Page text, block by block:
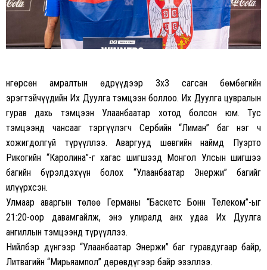
Өнгөрсөн амралтын өдрүүдээр 3х3 сагсан бөмбөгийн
эрэгтэйчүүдийн Их Дуулга тэмцээн боллоо. Их Дуулга цувралын
гурав дахь тэмцээн Улаанбаатар хотод болсон юм. Тус
тэмцээнд чансааг тэргүүлэгч Сербийн “Лиман” баг нэг ч
хожигдолгүй түрүүллээ. Аваргууд шөвгийн наймд Пуэрто
Рикогийн “Каролина”-г хагас шигшээд Монгол Улсын шигшээ
багийн бүрэлдэхүүн болох “Улаанбаатар Энержи” багийг
илүүрхсэн.
Улмаар аваргын төлөө Германы “Баскетс Бонн Телеком”-ыг
21:20-оор давамгайлж, энэ улиралд анх удаа Их Дуулга
ангиллын тэмцээнд түрүүллээ.
Нийлбэр дүнгээр “Улаанбаатар Энержи” баг гуравдугаар байр,
Литвагийн “Мирьяампол” дөрөвдүгээр байр эзэллээ.